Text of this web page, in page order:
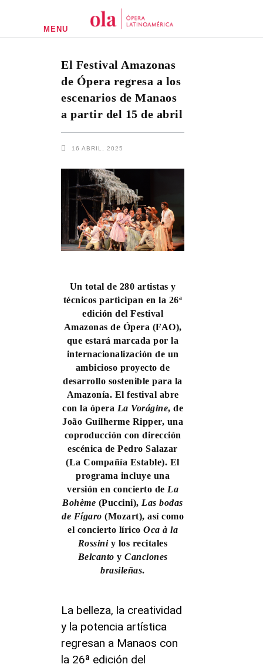
MENU
El Festival Amazonas
de Ópera regresa a los
escenarios de Manaos
a partir del 15 de abril
16 ABRIL, 2025
Un total de 280 artistas y
técnicos participan en la 26ª
edición del Festival
Amazonas de Ópera (FAO),
que estará marcada por la
internacionalización de un
ambicioso proyecto de
desarrollo sostenible para la
Amazonía. El festival abre
con la ópera La Vorágine, de
João Guilherme Ripper, una
coproducción con dirección
escénica de Pedro Salazar
(La Compañía Estable). El
programa incluye una
versión en concierto de La
Bohème (Puccini), Las bodas
de Fígaro (Mozart), así como
el concierto lírico Oca à la
Rossiniy los recitales
Belcanto y Canciones
brasileñas.
La belleza, la creatividad
y la potencia artística
regresan a Manaos con
la 26ª edición del